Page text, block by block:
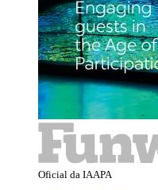
Oficial da IAAPA